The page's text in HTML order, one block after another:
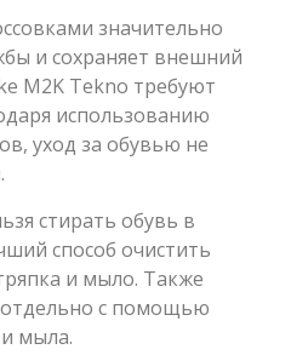
значительно
и сохраняет внешний
M2K Tekno требуют
использованию
уход за обувью не
стирать обувь в
способ очистить
и мыло. Также
с помощью
мыла.